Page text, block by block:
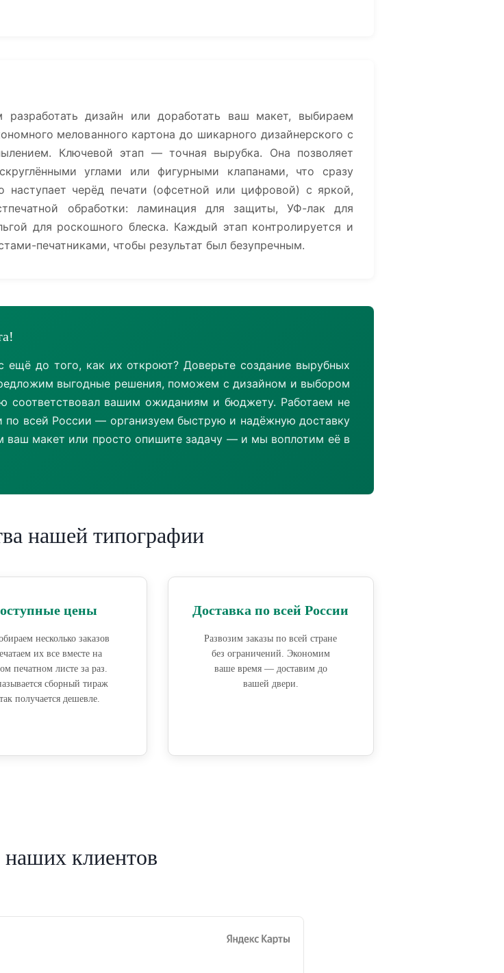
дизайн или доработать ваш макет, выбираем
мелованного картона до шикарного дизайнерского с
Ключевой этап — точная вырубка. Она позволяет
углами или фигурными клапанами, что сразу
наступает черёд печати (офсетной или цифровой) с яркой,
обработки: ламинация для защиты, УФ-лак для
для роскошного блеска. Каждый этап контролируется и
печатниками, чтобы результат был безупречным.
до того, как их откроют? Доверьте создание вырубных
выгодные решения, поможем с дизайном и выбором
соответствовал вашим ожиданиям и бюджету. Работаем не
по всей России — организуем быструю и надёжную доставку
макет или просто опишите задачу — и мы воплотим её в
нашей типографии
цены
несколько заказов
их все вместе на
печатном листе за раз.
сборный тираж
получается дешевле.
Доставка по всей России
Развозим заказы по всей стране
без ограничений. Экономим
ваше время — доставим до
вашей двери.
клиентов